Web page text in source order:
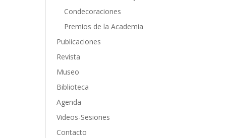
Condecoraciones
Premios de la Academia
Publicaciones
Revista
Museo
Biblioteca
Agenda
Videos-Sesiones
Contacto